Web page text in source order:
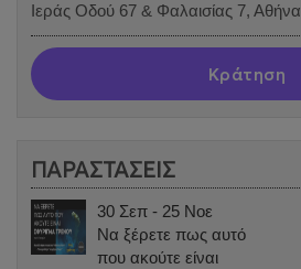
Ιεράς Οδού 67 & Φαλαισίας 7, Αθήνα
Κράτηση
ΠΑΡΑΣΤΑΣΕΙΣ
30 Σεπ - 25 Νοε
Να ξέρετε πως αυτό
που ακούτε είναι